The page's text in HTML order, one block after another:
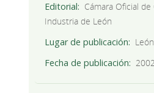
Editorial
Cámara Oficial
Industria de León
Lugar de publicación
León
Fecha de publicación
2002